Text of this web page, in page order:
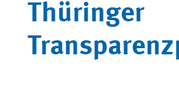
Thüringer